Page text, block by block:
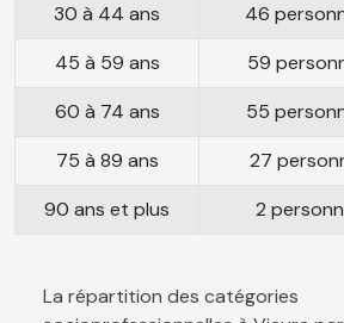
30 à 44 ans
46
45 à 59 ans
59
60 à 74 ans
55
75 à 89 ans
27
90 ans et plus
2
La répartition des catégories